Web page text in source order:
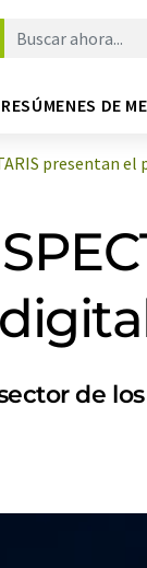
RESÚMENES DE
presentan el
de